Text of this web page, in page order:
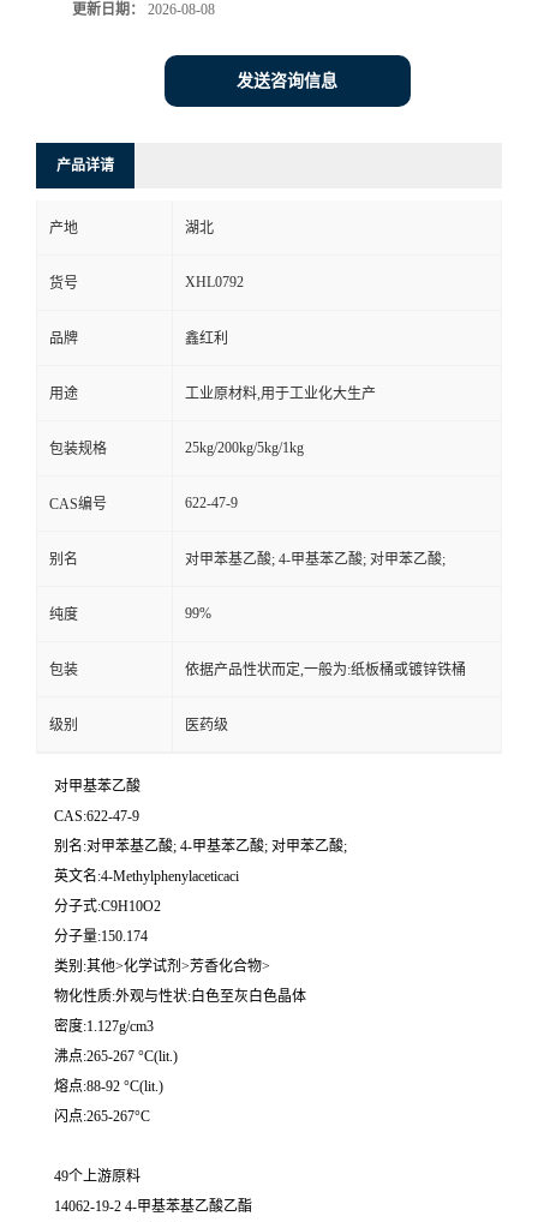
更新日期： 2026-08-08
发送咨询信息
产品详请
产地 湖北
货号 XHL0792
品牌 鑫红利
用途 工业原材料,用于工业化大生产
包装规格 25kg/200kg/5kg/1kg
CAS编号 622-47-9
别名 对甲苯基乙酸; 4-甲基苯乙酸; 对甲苯乙酸;
纯度 99%
包装 依据产品性状而定,一般为:纸板桶或镀锌铁桶
级别 医药级
对甲基苯乙酸
CAS:622-47-9
别名:对甲苯基乙酸; 4-甲基苯乙酸; 对甲苯乙酸;
英文名:4-Methylphenylaceticaci
分子式:C9H10O2
分子量:150.174
类别:其他>化学试剂>芳香化合物>
物化性质:外观与性状:白色至灰白色晶体
密度:1.127g/cm3
沸点:265-267 °C(lit.)
熔点:88-92 °C(lit.)
闪点:265-267°C
49个上游原料
14062-19-2 4-甲基苯基乙酸乙酯